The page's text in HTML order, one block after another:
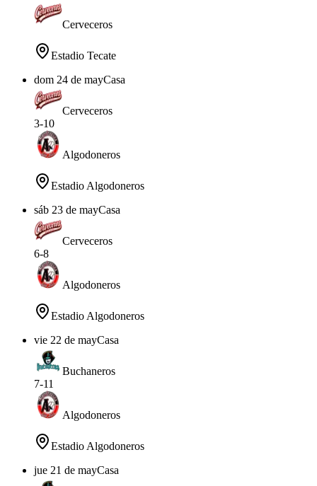
Cerveceros
Estadio Tecate
dom 24 de mayCasa
Cerveceros
3-10
Algodoneros
Estadio Algodoneros
sáb 23 de mayCasa
Cerveceros
6-8
Algodoneros
Estadio Algodoneros
vie 22 de mayCasa
Buchaneros
7-11
Algodoneros
Estadio Algodoneros
jue 21 de mayCasa